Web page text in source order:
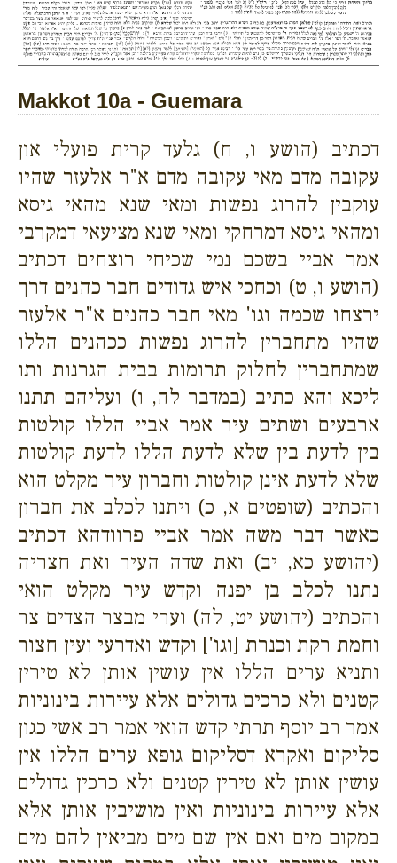
Makkot 10a - Guemara
דכתיב (הושע ו, ח) גלעד קרית פועלי און
עקובה מדם מאי עקובה מדם א"ר אלעזר שהיו
עוקבין להרוג נפשות ומאי שנא מהאי גיסא
ומהאי גיסא דמרחקי ומאי שנא מציעאי דמקרבי
אמר אביי בשכם נמי שכיחי רוצחים דכתיב
(הושע ו, ט) וכחכי איש גדודים חבר כהנים דרך
ירצחו שכמה וגו' מאי חבר כהנים א"ר אלעזר
שהיו מתחברין להרוג נפשות ככהנים הללו
שמתחברין לחלוק תרומות בבית הגרנות ותו
ליכא והא כתיב (במדבר לה, ו) ועליהם תתנו
ארבעים ושתים עיר אמר אביי הללו קולטות
בין לדעת בין שלא לדעת הללו לדעת קולטות
שלא לדעת אינן קולטות וחברון עיר מקלט הוא
והכתיב (שופטים א, כ) ויתנו לכלב את חברון
כאשר דבר משה אמר אביי פרוודהא דכתיב
(יהושע כא, יב) ואת שדה העיר ואת חצריה
נתנו לכלב בן יפנה וקדש עיר מקלט הואי
והכתיב (יהושע יט, לה) וערי מבצר הצדים צר
וחמת רקת וכנרת [וגו'] וקדש ואדרעי ועין חצור
ותניא ערים הללו אין עושין אותן לא טירין
קטנים ולא כרכים גדולים אלא עיירות בינוניות
אמר רב יוסף תרתי קדש הואי אמר רב אשי כגון
סליקום ואקרא דסליקום גופא ערים הללו אין
עושין אותן לא טירין קטנים ולא כרכין גדולים
אלא עיירות בינוניות ואין מושיבין אותן אלא
במקום מים ואם אין שם מים מביאין להם מים